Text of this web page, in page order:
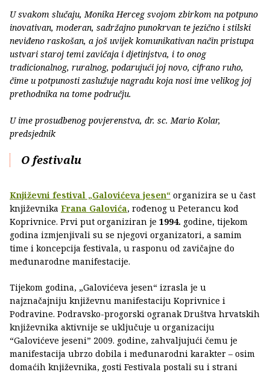
U svakom slučaju, Monika Herceg svojom zbirkom na potpuno
inovativan, moderan, sadržajno punokrvan te jezično i stilski
neviđeno raskošan, a još uvijek komunikativan način pristupa
ustvari staroj temi zavičaja i djetinjstva, i to onog
tradicionalnog, ruralnog, podarujući joj novo, cifrano ruho,
čime u potpunosti zaslužuje nagradu koja nosi ime velikog joj
prethodnika na tome području.
U ime prosudbenog povjerenstva, dr. sc. Mario Kolar,
predsjednik
O festivalu
Književni festival „Galovićeva jesen“ organizira se u čast
književnika Frana Galovića, rođenog u Peterancu kod
Koprivnice. Prvi put organiziran je 1994. godine, tijekom
godina izmjenjivali su se njegovi organizatori, a samim
time i koncepcija festivala, u rasponu od zavičajne do
međunarodne manifestacije.
Tijekom godina, „Galovićeva jesen“ izrasla je u
najznačajniju književnu manifestaciju Koprivnice i
Podravine. Podravsko-progorski ogranak Društva hrvatskih
književnika aktivnije se uključuje u organizaciju
“Galovićeve jeseni” 2009. godine, zahvaljujući čemu je
manifestacija ubrzo dobila i međunarodni karakter – osim
domaćih književnika, gosti Festivala postali su i strani